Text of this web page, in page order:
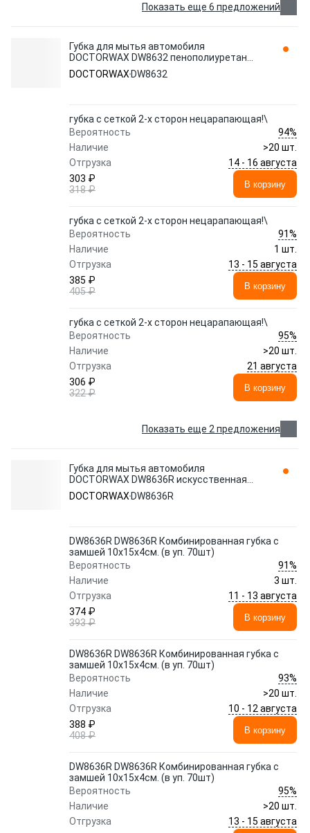
Показать еще 6 предложений
Губка для мытья автомобиля
DOCTORWAX DW8632 пенополиуретан
фигурная 1 шт.
DOCTORWAX DW8632
губка с сеткой 2-х сторон нецарапающая!\
Вероятность
94%
Наличие
>20 шт.
Отгрузка
14 - 16 августа
303 ₽
318 ₽
В корзину
губка с сеткой 2-х сторон нецарапающая!\
Вероятность
91%
Наличие
1 шт.
Отгрузка
13 - 15 августа
385 ₽
405 ₽
В корзину
губка с сеткой 2-х сторон нецарапающая!\
Вероятность
95%
Наличие
>20 шт.
Отгрузка
21 августа
306 ₽
322 ₽
В корзину
Показать еще 2 предложения
Губка для мытья автомобиля
DOCTORWAX DW8636R искусственная
замша пенополиуретан кирпич 1 шт.
DOCTORWAX DW8636R
DW8636R DW8636R Комбинированная губка с
замшей 10x15x4см. (в уп. 70шт)
Вероятность
91%
Наличие
3 шт.
Отгрузка
11 - 13 августа
374 ₽
393 ₽
В корзину
DW8636R DW8636R Комбинированная губка с
замшей 10x15x4см. (в уп. 70шт)
Вероятность
93%
Наличие
>20 шт.
Отгрузка
10 - 12 августа
388 ₽
408 ₽
В корзину
DW8636R DW8636R Комбинированная губка с
замшей 10x15x4см. (в уп. 70шт)
Вероятность
95%
Наличие
>20 шт.
Отгрузка
13 - 15 августа